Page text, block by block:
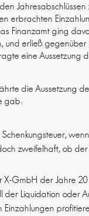
erbrachten
Finanzamt ging
erließ
eine Aussetzung
die Aussetzung
gab:
zweifelhaft, ob
GmbH der Jahre
der Liquidation oder
Einzahlungen